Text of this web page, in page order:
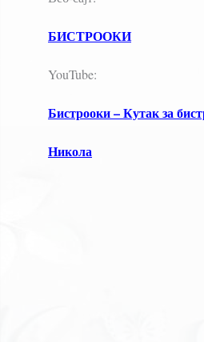
БИСТРООКИ
YouTube:
Бистрооки – Кутак за
Никола